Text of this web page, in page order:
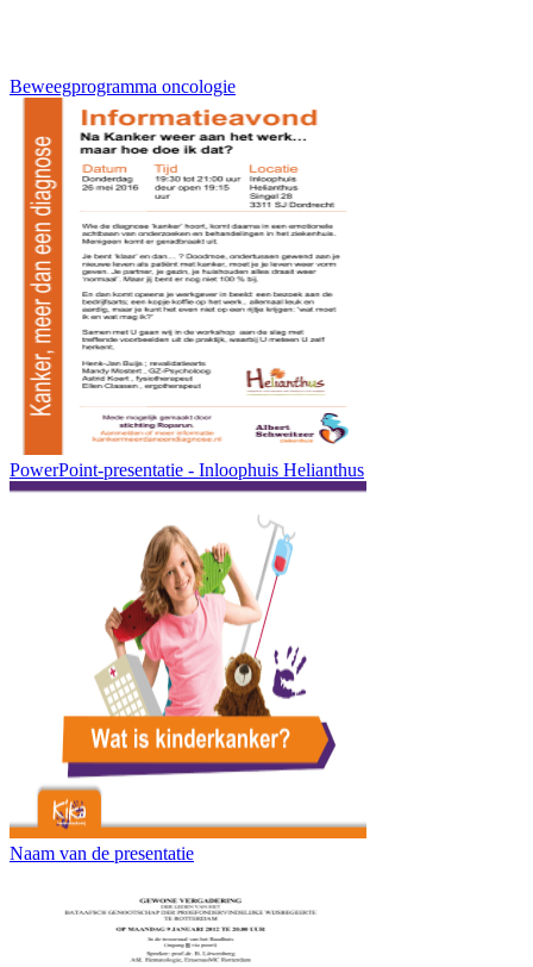
Beweegprogramma oncologie
PowerPoint-presentatie - Inloophuis Helianthus
Naam van de presentatie